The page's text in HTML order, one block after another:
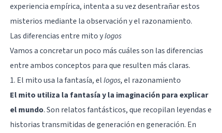
experiencia empírica, intenta a su vez desentrañar estos
misterios mediante la observación y el razonamiento.
Las diferencias entre mito ylogos
Vamos a concretar un poco más cuáles son las diferencias
entre ambos conceptos para que resulten más claras.
1. El mito usa la fantasía, ellogos, el razonamiento
El mito utiliza la fantasía y la imaginación para explicar
el mundo. Son relatos fantásticos, que recopilan leyendas e
historias transmitidas de generación en generación. En